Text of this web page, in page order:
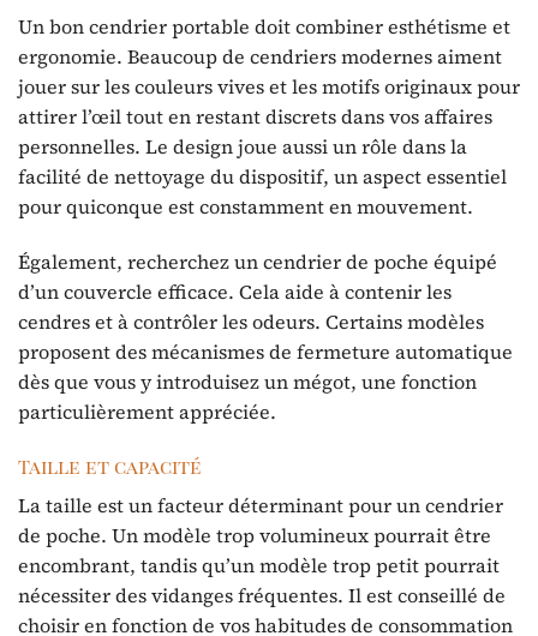
Un bon cendrier portable doit combiner esthétisme et
ergonomie. Beaucoup de cendriers modernes aiment
jouer sur les couleurs vives et les motifs originaux pour
attirer l’œil tout en restant discrets dans vos affaires
personnelles. Le design joue aussi un rôle dans la
facilité de nettoyage du dispositif, un aspect essentiel
pour quiconque est constamment en mouvement.
Également, recherchez un cendrier de poche équipé
d’un couvercle efficace. Cela aide à contenir les
cendres et à contrôler les odeurs. Certains modèles
proposent des mécanismes de fermeture automatique
dès que vous y introduisez un mégot, une fonction
particulièrement appréciée.
Taille et capacité
La taille est un facteur déterminant pour un cendrier
de poche. Un modèle trop volumineux pourrait être
encombrant, tandis qu’un modèle trop petit pourrait
nécessiter des vidanges fréquentes. Il est conseillé de
choisir en fonction de vos habitudes de consommation